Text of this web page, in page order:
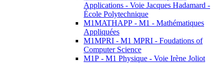
Applications - Voie Jacques Hadamard -
École Polytechnique
M1MATHAPP - M1 - Mathématiques
Appliquées
M1MPRI - M1 MPRI - Foudations of
Computer Science
M1P - M1 Physique - Voie Irène Joliot